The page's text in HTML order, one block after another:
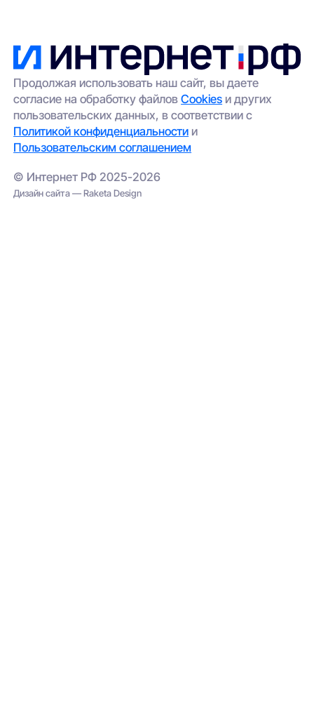
Продолжая использовать наш сайт, вы даете
согласие на обработку файловCookies и других
пользовательских данных, в соответствии с
Политикой конфиденциальности и
Пользовательским соглашением
© Интернет РФ 2025-2026
Дизайн сайта — Raketa Design